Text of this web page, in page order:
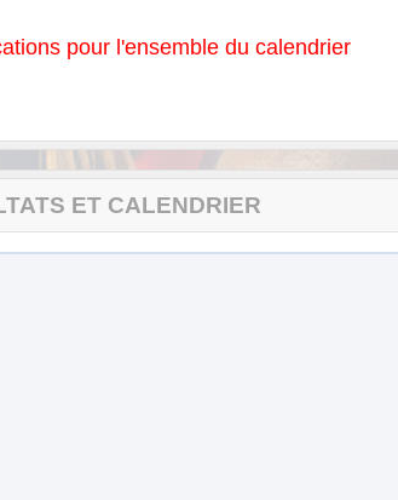
pour l'ensemble du calendrier
ET CALENDRIER